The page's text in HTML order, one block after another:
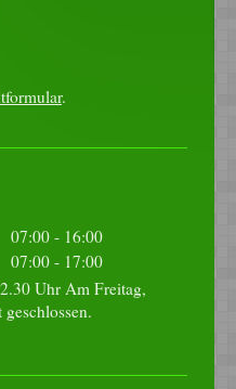
.
07:00 - 16:00
07:00 - 17:00
Uhr Am Freitag,